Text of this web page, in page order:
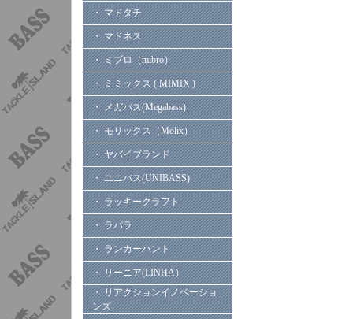
・ マドタチ
・ マドネス
・ ミブロ（mibro）
・ ミミックス ( MIMIX )
・ メガバス(Megabass)
・ モリックス（Molix）
・ ヤバイブランド
・ ユニバス(UNIBASS)
・ ラッキークラフト
・ ラパラ
・ ランカーハント
・ リーニア(LINHA）
・ リアクションイノベーショ
ンズ